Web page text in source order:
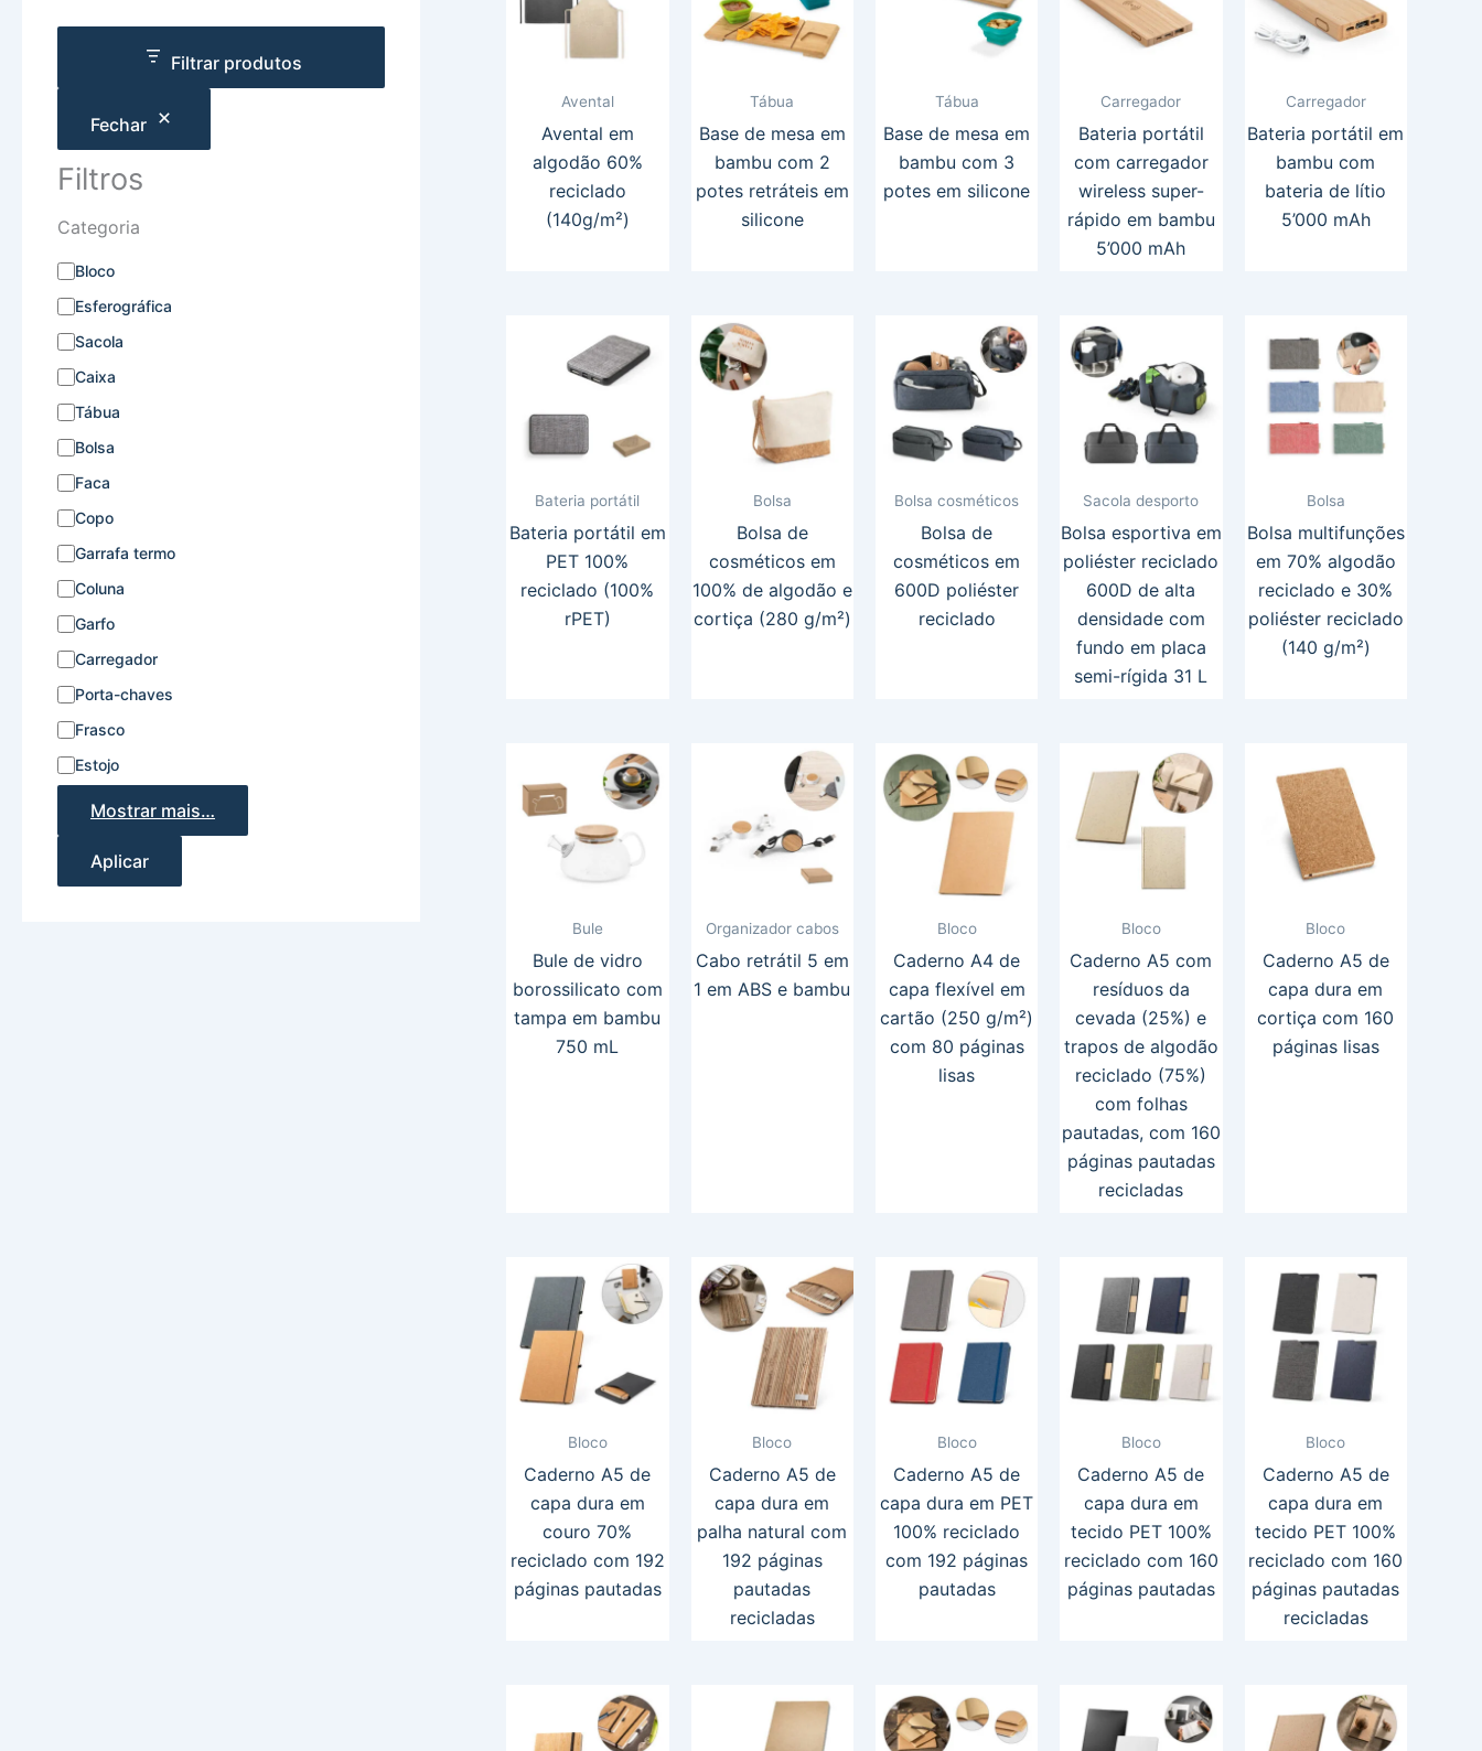
Filtrar produtos
Fechar
Filtros
Categoria
Bloco
Esferográfica
Sacola
Caixa
Tábua
Bolsa
Faca
Copo
Garrafa termo
Coluna
Garfo
Carregador
Porta-chaves
Frasco
Estojo
Mostrar mais…
Aplicar
Avental
Avental em
algodão 60%
reciclado
(140g/m²)
Tábua
Base de mesa em
bambu com 2
potes retráteis em
silicone
Tábua
Base de mesa em
bambu com 3
potes em silicone
Carregador
Bateria portátil
com carregador
wireless super-
rápido em bambu
5’000 mAh
Carregador
Bateria portátil em
bambu com
bateria de lítio
5’000 mAh
Bateria portátil
Bateria portátil em
PET 100%
reciclado (100%
rPET)
Bolsa
Bolsa de
cosméticos em
100% de algodão e
cortiça (280 g/m²)
Bolsa cosméticos
Bolsa de
cosméticos em
600D poliéster
reciclado
Sacola desporto
Bolsa esportiva em
poliéster reciclado
600D de alta
densidade com
fundo em placa
semi-rígida 31 L
Bolsa
Bolsa multifunções
em 70% algodão
reciclado e 30%
poliéster reciclado
(140 g/m²)
Bule
Bule de vidro
borossilicato com
tampa em bambu
750 mL
Organizador cabos
Cabo retrátil 5 em
1 em ABS e bambu
Bloco
Caderno A4 de
capa flexível em
cartão (250 g/m²)
com 80 páginas
lisas
Bloco
Caderno A5 com
resíduos da
cevada (25%) e
trapos de algodão
reciclado (75%)
com folhas
pautadas, com 160
páginas pautadas
recicladas
Bloco
Caderno A5 de
capa dura em
cortiça com 160
páginas lisas
Bloco
Caderno A5 de
capa dura em
couro 70%
reciclado com 192
páginas pautadas
Bloco
Caderno A5 de
capa dura em
palha natural com
192 páginas
pautadas
recicladas
Bloco
Caderno A5 de
capa dura em PET
100% reciclado
com 192 páginas
pautadas
Bloco
Caderno A5 de
capa dura em
tecido PET 100%
reciclado com 160
páginas pautadas
Bloco
Caderno A5 de
capa dura em
tecido PET 100%
reciclado com 160
páginas pautadas
recicladas